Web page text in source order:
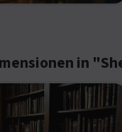
in